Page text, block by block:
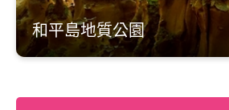
和平島地質公園